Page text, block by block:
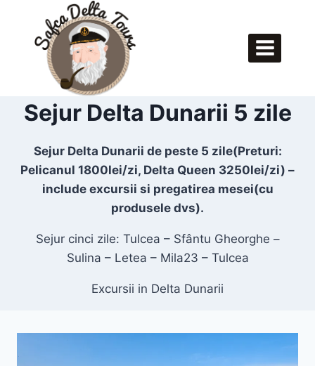
content
Sejur Delta Dunarii 5 zile
Sejur Delta Dunarii de peste 5 zile(Preturi:
Pelicanul 1800lei/zi, Delta Queen 3250lei/zi) –
include excursii si pregatirea mesei(cu
produsele dvs).
Sejur cinci zile: Tulcea – Sfântu Gheorghe –
Sulina – Letea – Mila23 – Tulcea
Excursii in Delta Dunarii